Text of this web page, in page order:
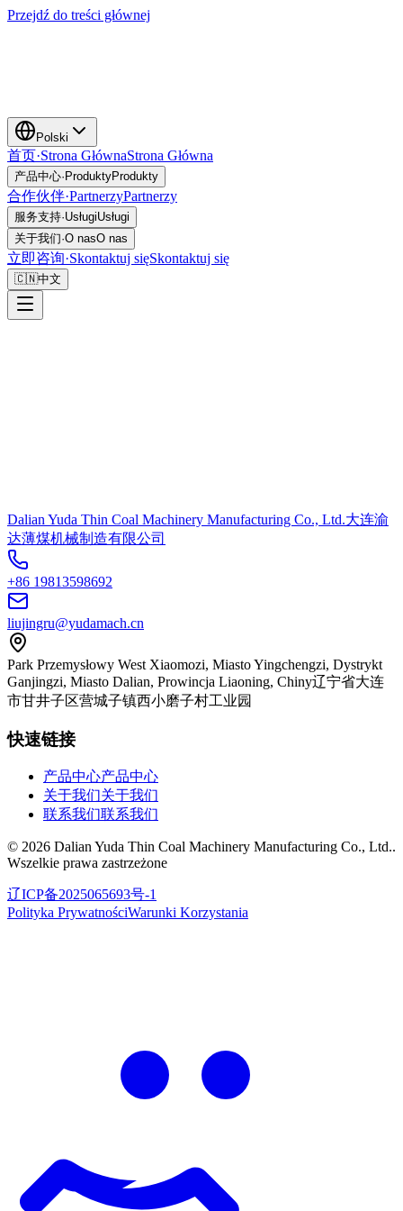
Przejdź do treści głównej
Polski
首页·Strona GłównaStrona Główna
产品中心· ProduktyProdukty
合作伙伴·PartnerzyPartnerzy
服务支持·UsługiUsługi
关于我们·O nasO nas
立即咨询·Skontaktuj sięSkontaktuj się
🇨🇳中文
Dalian Yuda Thin Coal Machinery Manufacturing Co., Ltd.大连渝
达薄煤机械制造有限公司
+86 19813598692
liujingru@yudamach.cn
Park Przemysłowy West Xiaomozi, Miasto Yingchengzi, Dystrykt
Ganjingzi, Miasto Dalian, Prowincja Liaoning, Chiny辽宁省大连
市甘井子区营城子镇西小磨子村工业园
快速链接
产品中心产品中心
关于我们关于我们
联系我们联系我们
© 2026 Dalian Yuda Thin Coal Machinery Manufacturing Co., Ltd..
Wszelkie prawa zastrzeżone
辽ICP备2025065693号-1
Polityka PrywatnościWarunki Korzystania